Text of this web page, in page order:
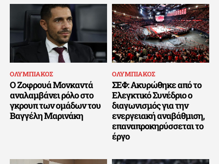
ΟΛΥΜΠΙΑΚΟΣ
Ο Ζοφρουά Μονκαντά
αναλαμβάνει ρόλο στο
γκρουπ των ομάδων του
Βαγγέλη Μαρινάκη
ΟΛΥΜΠΙΑΚΟΣ
ΣΕΦ: Ακυρώθηκε από το
Ελεγκτικό Συνέδριο ο
διαγωνισμός για την
ενεργειακή αναβάθμιση,
επαναπροκηρύσσεται το
έργο